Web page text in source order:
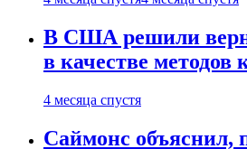
В США решили
в качестве методов
4 месяца спустя
Саймонс объяснил,